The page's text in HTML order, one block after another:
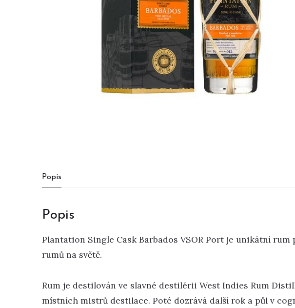
Popis
Popis
Plantation Single Cask Barbados VSOR Port je unikátní
rumů na světě.
Rum je destilován ve slavné destilérii West Indies Rum
místních mistrů destilace. Poté dozrává další rok a půl v